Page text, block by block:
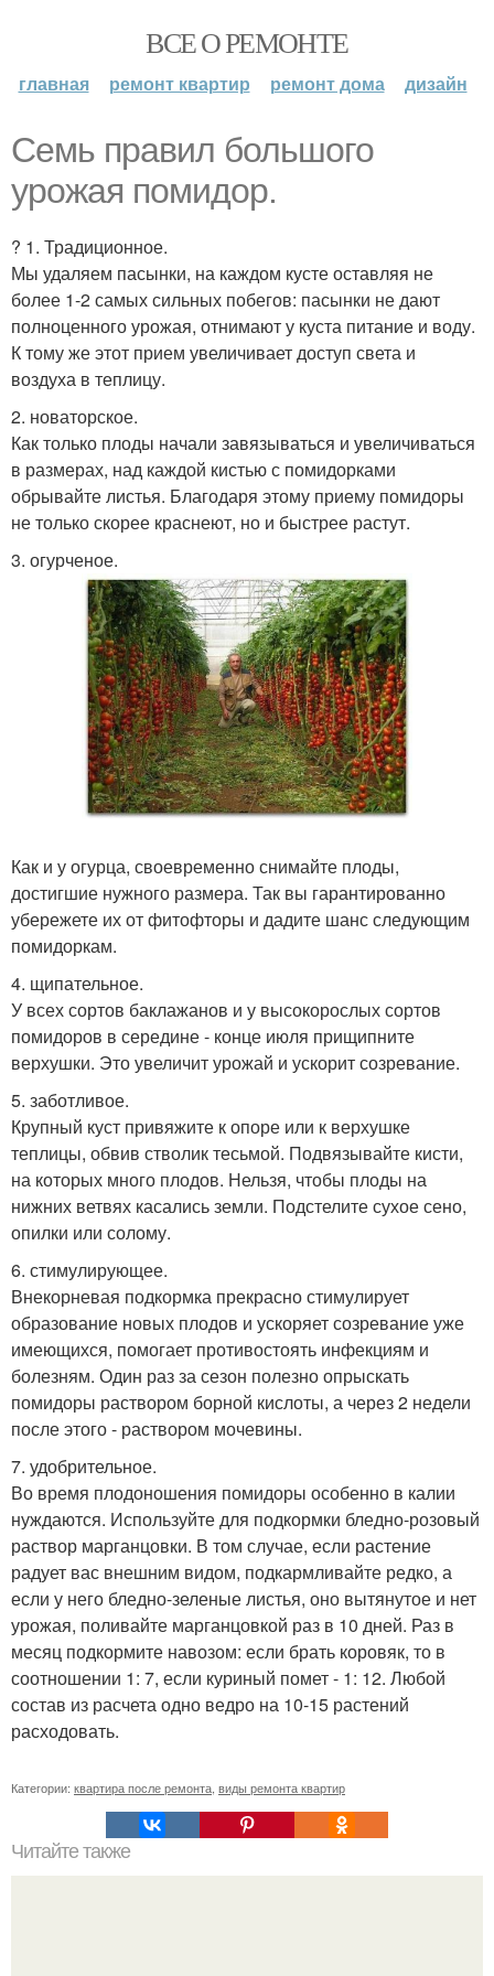
ВСЕ О РЕМОНТЕ
главная ремонт квартир ремонт дома дизайн
Семь правил большого
урожая помидор.
? 1. Традиционное.
Мы удаляем пасынки, на каждом кусте оставляя не
более 1-2 самых сильных побегов: пасынки не дают
полноценного урожая, отнимают у куста питание и воду.
К тому же этот прием увеличивает доступ света и
воздуха в теплицу.
2. новаторское.
Как только плоды начали завязываться и увеличиваться
в размерах, над каждой кистью с помидорками
обрывайте листья. Благодаря этому приему помидоры
не только скорее краснеют, но и быстрее растут.
3. огурченое.
Как и у огурца, своевременно снимайте плоды,
достигшие нужного размера. Так вы гарантированно
убережете их от фитофторы и дадите шанс следующим
помидоркам.
4. щипательное.
У всех сортов баклажанов и у высокорослых сортов
помидоров в середине - конце июля прищипните
верхушки. Это увеличит урожай и ускорит созревание.
5. заботливое.
Крупный куст привяжите к опоре или к верхушке
теплицы, обвив стволик тесьмой. Подвязывайте кисти,
на которых много плодов. Нельзя, чтобы плоды на
нижних ветвях касались земли. Подстелите сухое сено,
опилки или солому.
6. стимулирующее.
Внекорневая подкормка прекрасно стимулирует
образование новых плодов и ускоряет созревание уже
имеющихся, помогает противостоять инфекциям и
болезням. Один раз за сезон полезно опрыскать
помидоры раствором борной кислоты, а через 2 недели
после этого - раствором мочевины.
7. удобрительное.
Во время плодоношения помидоры особенно в калии
нуждаются. Используйте для подкормки бледно-розовый
раствор марганцовки. В том случае, если растение
радует вас внешним видом, подкармливайте редко, а
если у него бледно-зеленые листья, оно вытянутое и нет
урожая, поливайте марганцовкой раз в 10 дней. Раз в
месяц подкормите навозом: если брать коровяк, то в
соотношении 1: 7, если куриный помет - 1: 12. Любой
состав из расчета одно ведро на 10-15 растений
расходовать.
Категории: квартира после ремонта виды ремонта квартир
Читайте также